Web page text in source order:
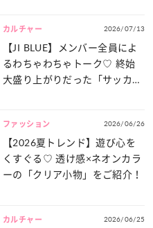
カルチャー 2026/07/13
【JI BLUE】メンバー全員によ
るわちゃわちゃトーク♡ 終始
大盛り上がりだった「サッカー
ファッション 2026/06/26
【2026夏トレンド】遊び心を
くすぐる♡ 透け感×ネオンカラ
ーの「クリア小物」をご紹介！
カルチャー 2026/06/25